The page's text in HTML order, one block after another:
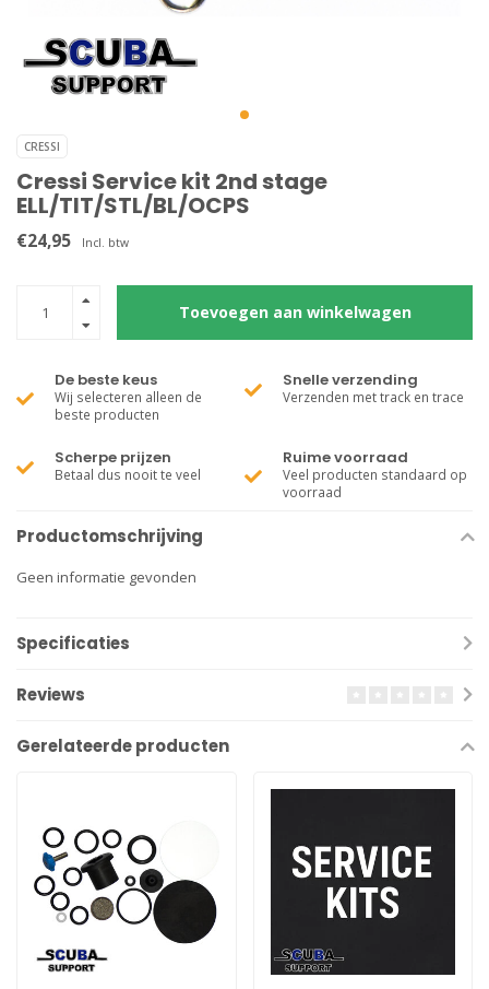
CRESSI
Cressi Service kit 2nd stage
ELL/TIT/STL/BL/OCPS
€24,95 Incl. btw
Toevoegen aan winkelwagen
De beste keus
Wij selecteren alleen de
beste producten
Snelle verzending
Verzenden met track en trace
Scherpe prijzen
Betaal dus nooit te veel
Ruime voorraad
Veel producten standaard op
voorraad
Productomschrijving
Geen informatie gevonden
Specificaties
Reviews
Gerelateerde producten